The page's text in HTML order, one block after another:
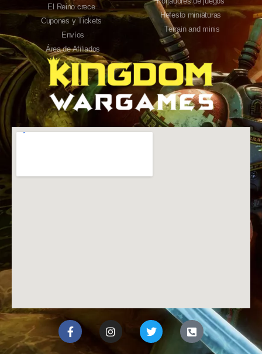
El Reino crece
Cupones y Tickets
Envíos
Área de Afiliados
Hefesto miniaturas
Terrain and minis